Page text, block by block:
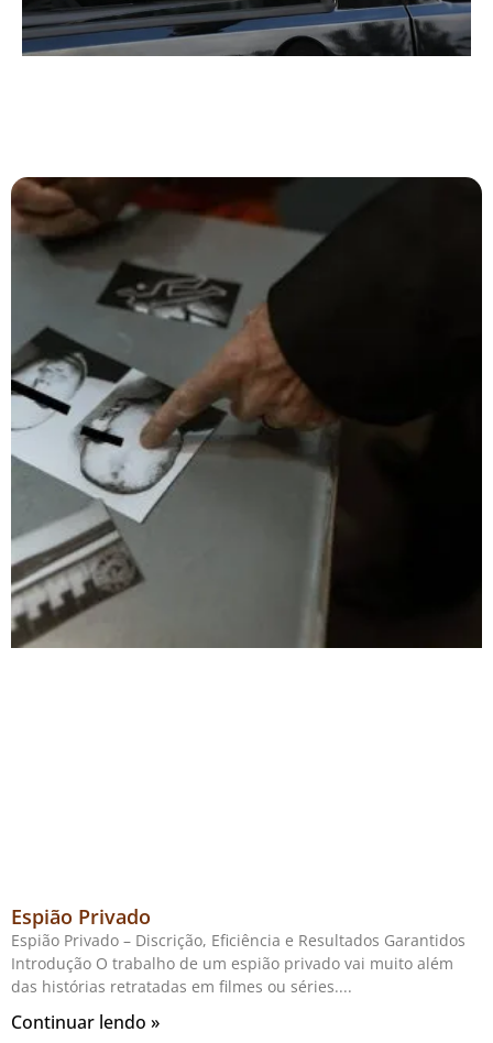
Espião Privado
Espião Privado – Discrição, Eficiência e Resultados Garantidos
Introdução O trabalho de um espião privado vai muito além
das histórias retratadas em filmes ou séries.
Continuar lendo »